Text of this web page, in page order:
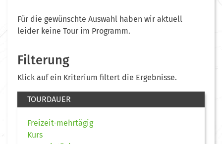
Für die gewünschte Auswahl haben wir aktuell
leider keine Tour im Programm.
Filterung
Klick auf ein Kriterium filtert die Ergebnisse.
TOURDAUER
Freizeit-mehrtägig
Kurs